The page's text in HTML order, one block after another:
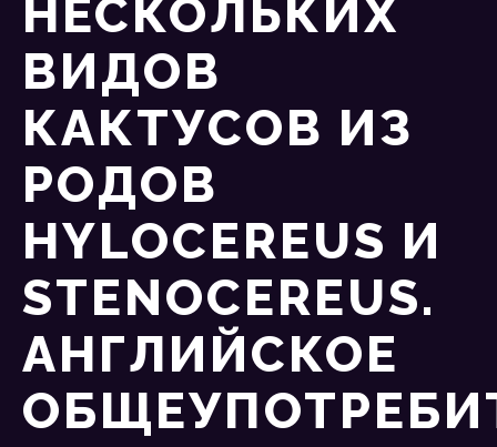
НЕСКОЛЬКИХ
ВИДОВ
КАКТУСОВ ИЗ
РОДОВ
HYLOCEREUS И
STENOCEREUS.
АНГЛИЙСКОЕ